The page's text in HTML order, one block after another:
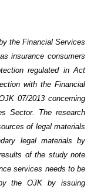
the Financial Services
insurance consumers
regulated in Act
with the Financial
07/2013 concerning
Sector. The research
of legal materials
legal materials by
of the study note
services needs to be
the OJK by issuing